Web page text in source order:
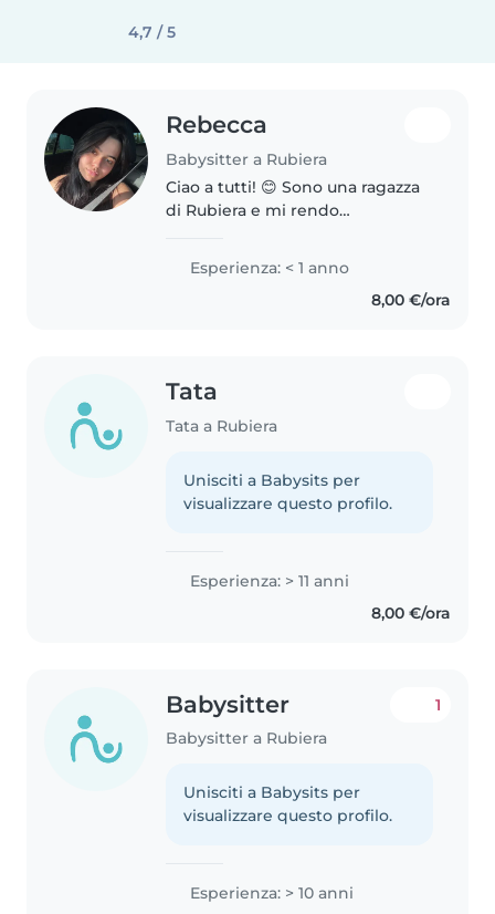
4,7 / 5
Rebecca
Babysitter a Rubiera
Ciao a tutti! 😊 Sono una ragazza
di Rubiera e mi rendo
bambini dai 3/4 anni in su. Sono
una persona responsabile,
paziente e mi piace stare con i
Esperienza: < 1 anno
8,00 €/ora
Tata
Tata a Rubiera
Unisciti a Babysits per
visualizzare questo profilo.
Esperienza: > 11 anni
8,00 €/ora
Babysitter
Babysitter a Rubiera
1
Unisciti a Babysits per
visualizzare questo profilo.
Esperienza: > 10 anni